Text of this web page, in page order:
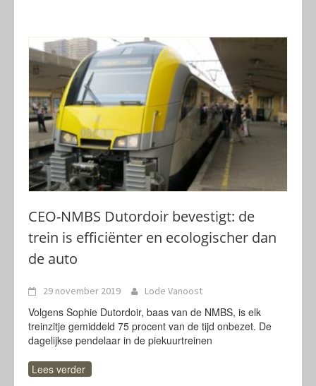
CEO-NMBS Dutordoir bevestigt: de
trein is efficiënter en ecologischer dan
de auto
29 november 2019 Lode Vanoost
Volgens Sophie Dutordoir, baas van de NMBS, is elk
treinzitje gemiddeld 75 procent van de tijd onbezet. De
dagelijkse pendelaar in de piekuurtreinen
Lees verder